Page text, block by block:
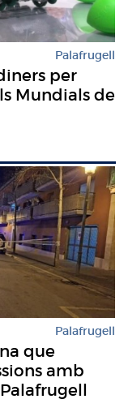
Palafrugell
per
Mundials de
Palafrugell
que
amb